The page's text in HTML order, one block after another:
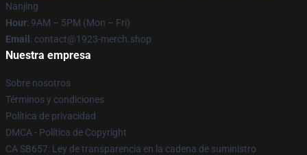
Nanjing
Hour: 9AM – 5PM (Mon – Fri)
Email : contact@1923-merch.shop
Nuestra empresa
Sobre nosotros
Términos y condiciones
Política de privacidad
DMCA - Política de Copyright
CA SB657: Ley de transparencia en la cadena de suministro